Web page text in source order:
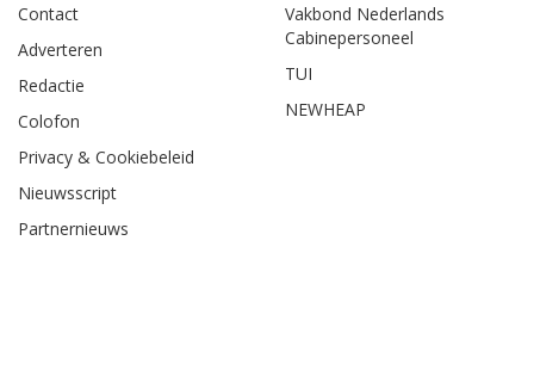
Contact
Adverteren
Redactie
Colofon
Privacy & Cookiebeleid
Nieuwsscript
Partnernieuws
Vakbond Nederlands
Cabinepersoneel
TUI
NEWHEAP